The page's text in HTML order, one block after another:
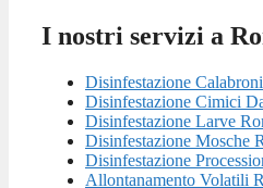
I nostri servizi a
Disinfestazione
Disinfestazione Cimici
Disinfestazione Larve
Disinfestazione Mosche
Disinfestazione
Allontanamento Volatili